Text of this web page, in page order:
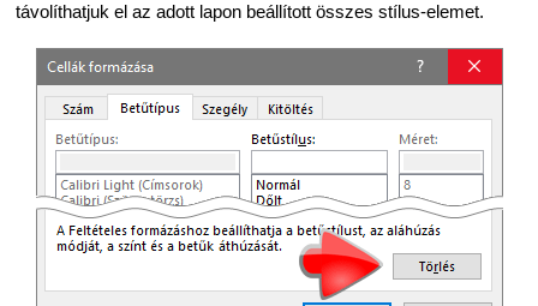
távolíthatjuk el az adott lapon beállított összes stílus-elemet.